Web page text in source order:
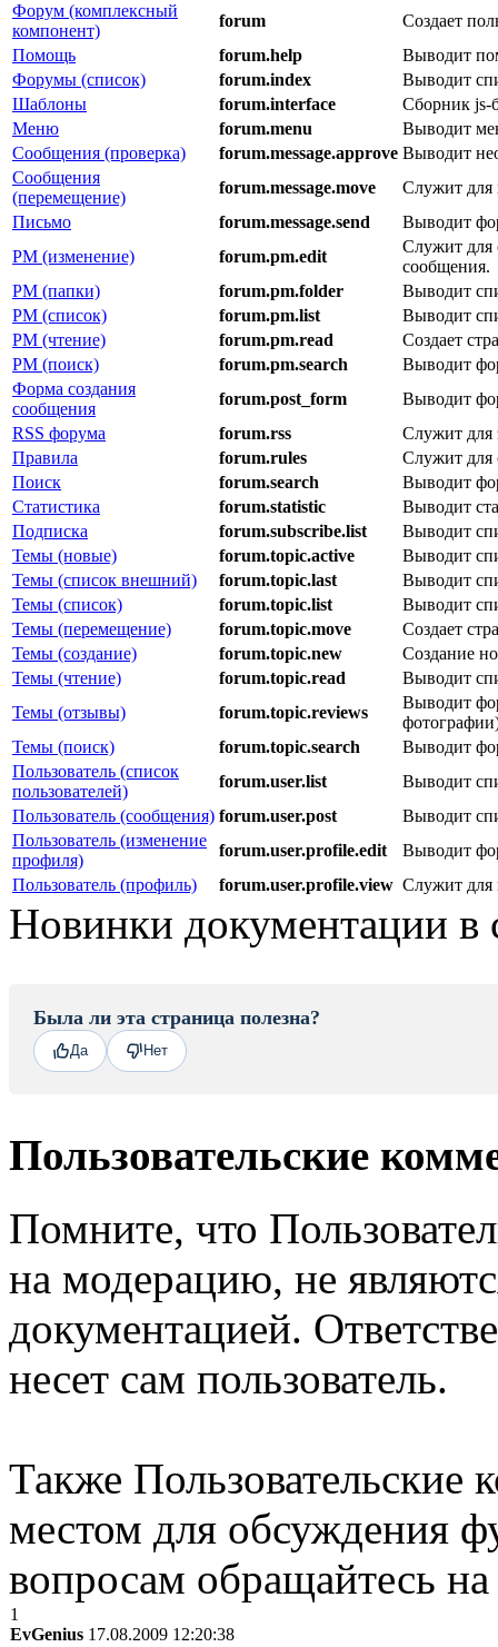
Форум (комплексный
компонент)
forum
Создает
Помощь
forum.help
Выводит
Форумы (список)
forum.index
Выводит
Шаблоны
forum.interface
Сборник js-
Меню
forum.menu
Выводит
Сообщения (проверка)
forum.message.approve Выводит
Сообщения
(перемещение)
forum.message.move
Служит для
Письмо
forum.message.send
Выводит
PM (изменение)
forum.pm.edit
Служит для
сообщения.
PM (папки)
forum.pm.folder
Выводит
PM (список)
forum.pm.list
Выводит
PM (чтение)
forum.pm.read
Создает
PM (поиск)
forum.pm.search
Выводит
Форма создания
сообщения
forum.post_form
Выводит
RSS форума
forum.rss
Служит для
Правила
forum.rules
Служит для
Поиск
forum.search
Выводит
Статистика
forum.statistic
Выводит
Подписка
forum.subscribe.list
Выводит
Темы (новые)
forum.topic.active
Выводит
Темы (список внешний)
forum.topic.last
Выводит
Темы (список)
forum.topic.list
Выводит
Темы (перемещение)
forum.topic.move
Создает
Темы (создание)
forum.topic.new
Создание
Темы (чтение)
forum.topic.read
Выводит
Темы (отзывы)
forum.topic.reviews
Выводит
Темы (поиск)
forum.topic.search
Выводит
Пользователь (список
пользователей)
forum.user.list
Выводит
Пользователь (сообщения) forum.user.post
Выводит
Пользователь (изменение
профиля)
forum.user.profile.edit
Выводит
Пользователь (профиль)
forum.user.profile.view Служит для
Новинки документации в
Была ли эта страница полезна?
Да Нет
Пользовательские
Помните, что
на модерацию, не
документацией.
несет сам пользователь.
Также Пользовательские
местом для обсуждения
вопросам обращайтесь
1
EvGenius 17.08.2009 12:20:38